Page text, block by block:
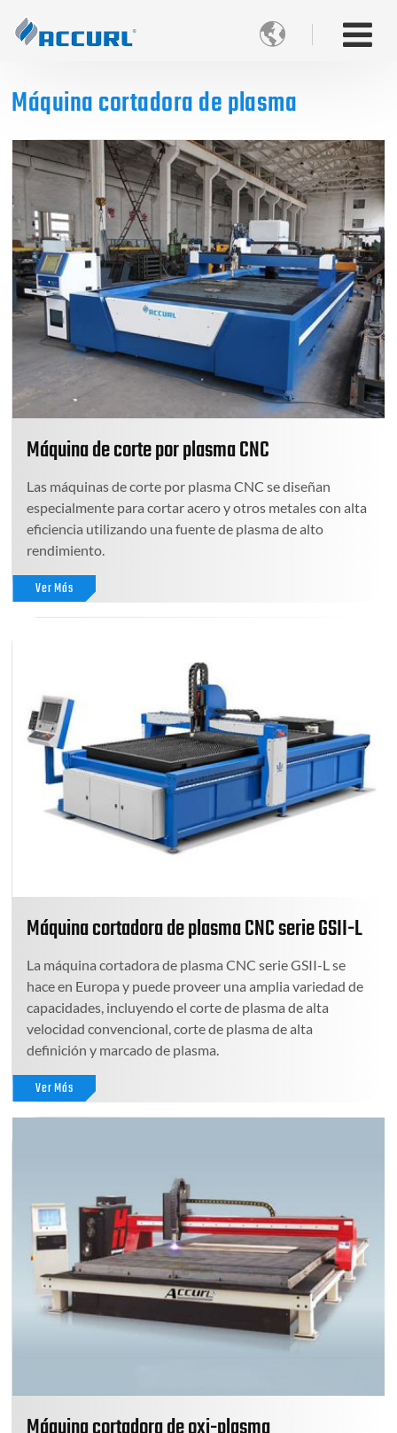

Máquina cortadora de plasma
Máquina de corte por plasma CNC
Las máquinas de corte por plasma CNC se diseñan
especialmente para cortar acero y otros metales con alta
eficiencia utilizando una fuente de plasma de alto
rendimiento.
Ver Más
Máquina cortadora de plasma CNC serie GSII-L
La máquina cortadora de plasma CNC serie GSII-L se
hace en Europa y puede proveer una amplia variedad de
capacidades, incluyendo el corte de plasma de alta
velocidad convencional, corte de plasma de alta
definición y marcado de plasma.
Ver Más